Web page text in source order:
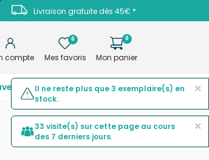
Livraison gratuite dès 45€ *
compte
0
Mes favoris
0
Mon panier
Top ventesPromotions ×
Il ne reste plus que 3 exemplaire(s) en
stock.
×
33 visite(s) sur cette page au cours
des 7 derniers jours.